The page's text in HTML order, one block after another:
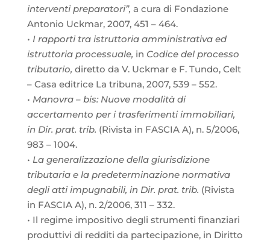
interventi preparatori”, a cura di Fondazione
Antonio Uckmar, 2007, 451 – 464.
• I rapporti tra istruttoria amministrativa ed
istruttoria processuale, in Codice del processo
tributario, diretto da V. Uckmar e F. Tundo, Celt
– Casa editrice La tribuna, 2007, 539 – 552.
• Manovra – bis: Nuove modalità di
accertamento per i trasferimenti immobiliari,
in Dir. prat. trib. (Rivista in FASCIA A), n. 5/2006,
983 – 1004.
• La generalizzazione della giurisdizione
tributaria e la predeterminazione normativa
degli atti impugnabili, in Dir. prat. trib. (Rivista
in FASCIA A), n. 2/2006, 311 – 332.
• Il regime impositivo degli strumenti finanziari
produttivi di redditi da partecipazione, in Diritto